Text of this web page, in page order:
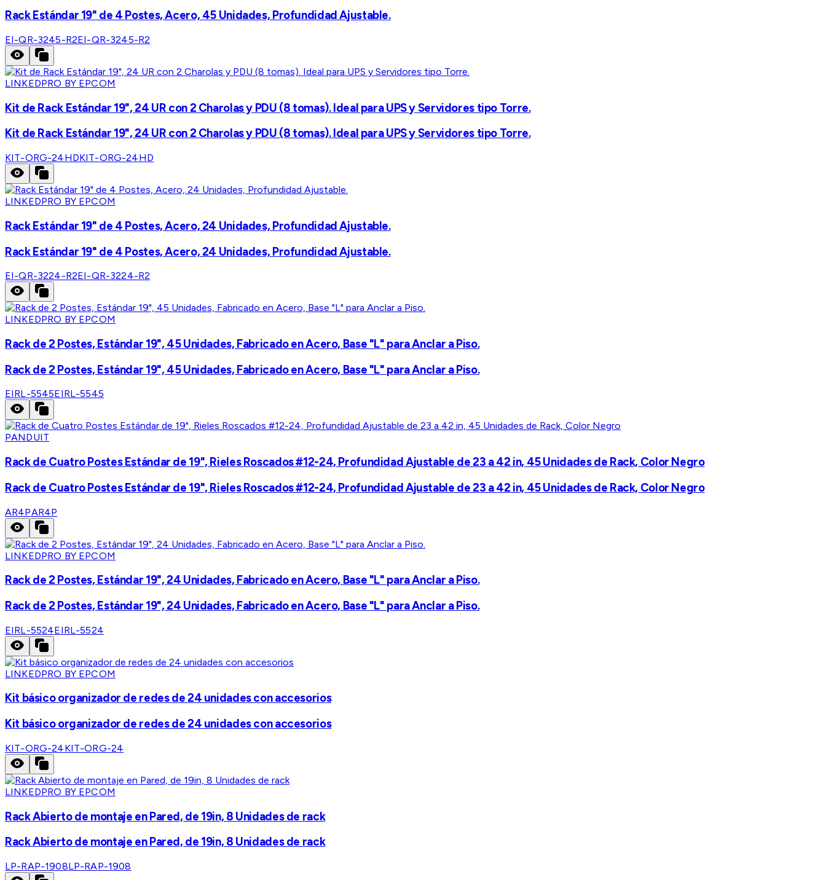
Rack Estándar 19" de 4 Postes, Acero, 45 Unidades, Profundidad Ajustable.
EI-QR-3245-R2EI-QR-3245-R2
LINKEDPRO BY EPCOM
Kit de Rack Estándar 19", 24 UR con 2 Charolas y PDU (8 tomas). Ideal para UPS y Servidores tipo Torre.
Kit de Rack Estándar 19", 24 UR con 2 Charolas y PDU (8 tomas). Ideal para UPS y Servidores tipo Torre.
KIT-ORG-24HDKIT-ORG-24HD
LINKEDPRO BY EPCOM
Rack Estándar 19" de 4 Postes, Acero, 24 Unidades, Profundidad Ajustable.
Rack Estándar 19" de 4 Postes, Acero, 24 Unidades, Profundidad Ajustable.
EI-QR-3224-R2EI-QR-3224-R2
LINKEDPRO BY EPCOM
Rack de 2 Postes, Estándar 19", 45 Unidades, Fabricado en Acero, Base "L" para Anclar a Piso.
Rack de 2 Postes, Estándar 19", 45 Unidades, Fabricado en Acero, Base "L" para Anclar a Piso.
EIRL-5545EIRL-5545
PANDUIT
Rack de Cuatro Postes Estándar de 19", Rieles Roscados #12-24, Profundidad Ajustable de 23 a 42 in, 45 Unidades de Rack, Color Negro
Rack de Cuatro Postes Estándar de 19", Rieles Roscados #12-24, Profundidad Ajustable de 23 a 42 in, 45 Unidades de Rack, Color Negro
AR4PAR4P
LINKEDPRO BY EPCOM
Rack de 2 Postes, Estándar 19", 24 Unidades, Fabricado en Acero, Base "L" para Anclar a Piso.
Rack de 2 Postes, Estándar 19", 24 Unidades, Fabricado en Acero, Base "L" para Anclar a Piso.
EIRL-5524EIRL-5524
LINKEDPRO BY EPCOM
Kit básico organizador de redes de 24 unidades con accesorios
Kit básico organizador de redes de 24 unidades con accesorios
KIT-ORG-24KIT-ORG-24
LINKEDPRO BY EPCOM
Rack Abierto de montaje en Pared, de 19in, 8 Unidades de rack
Rack Abierto de montaje en Pared, de 19in, 8 Unidades de rack
LP-RAP-1908LP-RAP-1908